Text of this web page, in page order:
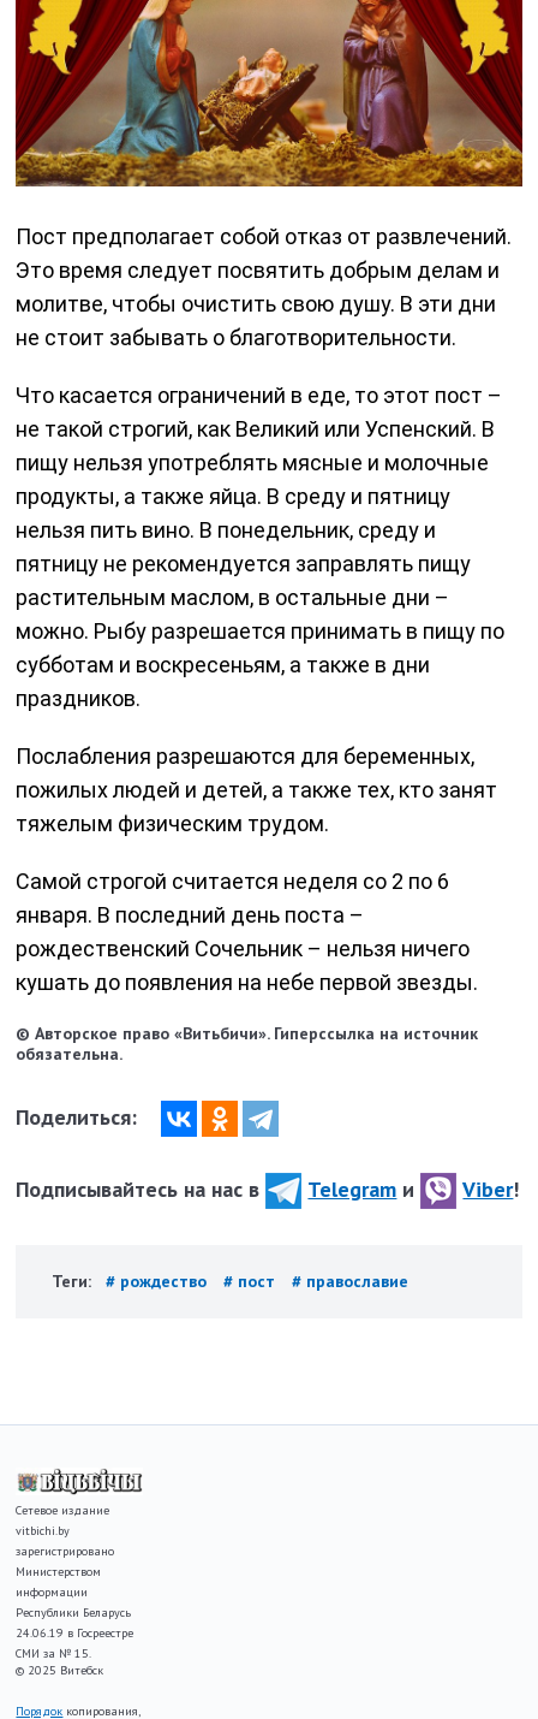
Пост предполагает собой отказ от развлечений.
Это время следует посвятить добрым делам и
молитве, чтобы очистить свою душу. В эти дни
не стоит забывать о благотворительности.
Что касается ограничений в еде, то этот пост –
не такой строгий, как Великий или Успенский. В
пищу нельзя употреблять мясные и молочные
продукты, а также яйца. В среду и пятницу
нельзя пить вино. В понедельник, среду и
пятницу не рекомендуется заправлять пищу
растительным маслом, в остальные дни –
можно. Рыбу разрешается принимать в пищу по
субботам и воскресеньям, а также в дни
праздников.
Послабления разрешаются для беременных,
пожилых людей и детей, а также тех, кто занят
тяжелым физическим трудом.
Самой строгой считается неделя со 2 по 6
января. В последний день поста –
рождественский Сочельник – нельзя ничего
кушать до появления на небе первой звезды.
© Авторское право «Витьбичи». Гиперссылка на источник
обязательна.
Поделиться:
Подписывайтесь на нас в Telegram и Viber!
Теги: # рождество # пост # православие
Сетевое издание
vitbichi.by
зарегистрировано
Министерством
информации
Республики Беларусь
24.06.19 в Госреестре
СМИ за № 15.
© 2025 Витебск
Порядок копирования,